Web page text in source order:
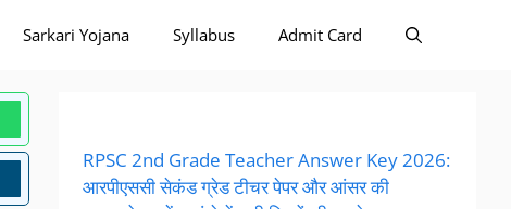
Sarkari Yojana Syllabus Admit Card
RPSC 2nd Grade Teacher Answer Key 2026:
आरपीएससी सेकंड ग्रेड टीचर पेपर और आंसर की